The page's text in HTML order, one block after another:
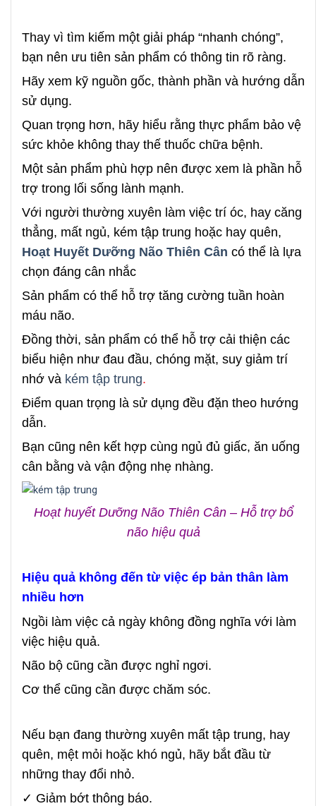
Thay vì tìm kiếm một giải pháp “nhanh chóng”,
bạn nên ưu tiên sản phẩm có thông tin rõ ràng.
Hãy xem kỹ nguồn gốc, thành phần và hướng dẫn
sử dụng.
Quan trọng hơn, hãy hiểu rằng thực phẩm bảo vệ
sức khỏe không thay thế thuốc chữa bệnh.
Một sản phẩm phù hợp nên được xem là phần hỗ
trợ trong lối sống lành mạnh.
Với người thường xuyên làm việc trí óc, hay căng
thẳng, mất ngủ, kém tập trung hoặc hay quên,
Hoạt Huyết Dưỡng Não Thiên Cân có thể là lựa
chọn đáng cân nhắc
Sản phẩm có thể hỗ trợ tăng cường tuần hoàn
máu não.
Đồng thời, sản phẩm có thể hỗ trợ cải thiện các
biểu hiện như đau đầu, chóng mặt, suy giảm trí
nhớ và kém tập trung.
Điểm quan trọng là sử dụng đều đặn theo hướng
dẫn.
Bạn cũng nên kết hợp cùng ngủ đủ giấc, ăn uống
cân bằng và vận động nhẹ nhàng.
Hoạt huyết Dưỡng Não Thiên Cân – Hỗ trợ bổ
não hiệu quả
Hiệu quả không đến từ việc ép bản thân làm
nhiều hơn
Ngồi làm việc cả ngày không đồng nghĩa với làm
việc hiệu quả.
Não bộ cũng cần được nghỉ ngơi.
Cơ thể cũng cần được chăm sóc.
Nếu bạn đang thường xuyên mất tập trung, hay
quên, mệt mỏi hoặc khó ngủ, hãy bắt đầu từ
những thay đổi nhỏ.
✓ Giảm bớt thông báo.